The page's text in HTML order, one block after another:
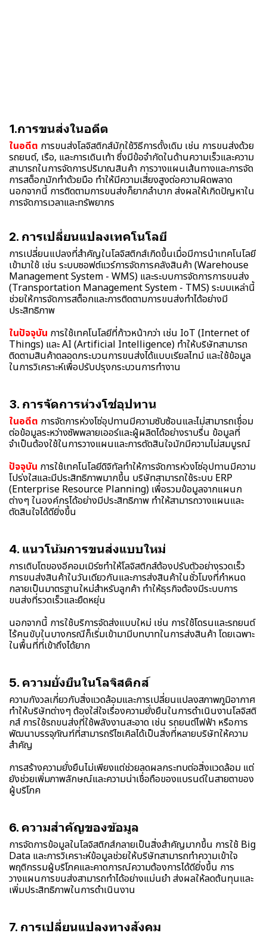
1.การขนส่งในอดีต
ในอดีต การขนส่งโลจิสติกส์มักใช้วิธีการดั้งเดิม เช่น การขนส่งด้วย
รถยนต์, เรือ, และการเดินเท้า ซึ่งมีข้อจำกัดในด้านความเร็วและความ
สามารถในการจัดการปริมาณสินค้า การวางแผนเส้นทางและการจัด
การสต็อกมักทำด้วยมือ ทำให้มีความเสี่ยงสูงต่อความผิดพลาด
นอกจากนี้ การติดตามการขนส่งก็ยากลำบาก ส่งผลให้เกิดปัญหาใน
การจัดการเวลาและทรัพยากร
2. การเปลี่ยนแปลงเทคโนโลยี
การเปลี่ยนแปลงที่สำคัญในโลจิสติกส์เกิดขึ้นเมื่อมีการนำเทคโนโลยี
เข้ามาใช้ เช่น ระบบซอฟต์แวร์การจัดการคลังสินค้า (Warehouse
Management System - WMS) และระบบการจัดการการขนส่ง
(Transportation Management System - TMS) ระบบเหล่านี้
ช่วยให้การจัดการสต็อกและการติดตามการขนส่งทำได้อย่างมี
ประสิทธิภาพ
ในปัจจุบัน การใช้เทคโนโลยีที่ก้าวหน้ากว่า เช่น IoT (Internet of
Things) และ AI (Artificial Intelligence) ทำให้บริษัทสามารถ
ติดตามสินค้าตลอดกระบวนการขนส่งได้แบบเรียลไทม์ และใช้ข้อมูล
ในการวิเคราะห์เพื่อปรับปรุงกระบวนการทำงาน
3. การจัดการห่วงโซ่อุปทาน
ในอดีต การจัดการห่วงโซ่อุปทานมีความซับซ้อนและไม่สามารถเชื่อม
ต่อข้อมูลระหว่างซัพพลายเออร์และผู้ผลิตได้อย่างราบรื่น ข้อมูลที่
จำเป็นต้องใช้ในการวางแผนและการตัดสินใจมักมีความไม่สมบูรณ์
ปัจจุบัน การใช้เทคโนโลยีดิจิทัลทำให้การจัดการห่วงโซ่อุปทานมีความ
โปร่งใสและมีประสิทธิภาพมากขึ้น บริษัทสามารถใช้ระบบ ERP
(Enterprise Resource Planning) เพื่อรวมข้อมูลจากแผนก
ต่างๆ ในองค์กรได้อย่างมีประสิทธิภาพ ทำให้สามารถวางแผนและ
ตัดสินใจได้ดียิ่งขึ้น
4. แนวโน้มการขนส่งแบบใหม่
การเติบโตของอีคอมเมิร์ซทำให้โลจิสติกส์ต้องปรับตัวอย่างรวดเร็ว
การขนส่งสินค้าในวันเดียวกันและการส่งสินค้าในชั่วโมงที่กำหนด
กลายเป็นมาตรฐานใหม่สำหรับลูกค้า ทำให้ธุรกิจต้องมีระบบการ
ขนส่งที่รวดเร็วและยืดหยุ่น
นอกจากนี้ การใช้บริการจัดส่งแบบใหม่ เช่น การใช้โดรนและรถยนต์
ไร้คนขับในบางกรณีก็เริ่มเข้ามามีบทบาทในการส่งสินค้า โดยเฉพาะ
ในพื้นที่ที่เข้าถึงได้ยาก
5. ความยั่งยืนในโลจิสติกส์
ความกังวลเกี่ยวกับสิ่งแวดล้อมและการเปลี่ยนแปลงสภาพภูมิอากาศ
ทำให้บริษัทต่างๆ ต้องใส่ใจเรื่องความยั่งยืนในการดำเนินงานโลจิสติ
กส์ การใช้รถขนส่งที่ใช้พลังงานสะอาด เช่น รถยนต์ไฟฟ้า หรือการ
พัฒนาบรรจุภัณฑ์ที่สามารถรีไซเคิลได้เป็นสิ่งที่หลายบริษัทให้ความ
สำคัญ
การสร้างความยั่งยืนไม่เพียงแต่ช่วยลดผลกระทบต่อสิ่งแวดล้อม แต่
ยังช่วยเพิ่มภาพลักษณ์และความน่าเชื่อถือของแบรนด์ในสายตาของ
ผู้บริโภค
6. ความสำคัญของข้อมูล
การจัดการข้อมูลในโลจิสติกส์กลายเป็นสิ่งสำคัญมากขึ้น การใช้ Big
Data และการวิเคราะห์ข้อมูลช่วยให้บริษัทสามารถทำความเข้าใจ
พฤติกรรมผู้บริโภคและคาดการณ์ความต้องการได้ดียิ่งขึ้น การ
วางแผนการขนส่งสามารถทำได้อย่างแม่นยำ ส่งผลให้ลดต้นทุนและ
เพิ่มประสิทธิภาพในการดำเนินงาน
7. การเปลี่ยนแปลงทางสังคม